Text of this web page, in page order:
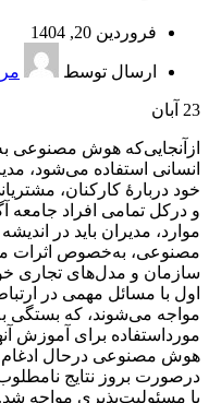
فروردین 20, 1404
ارسال توسط
23 آبان
ازآنجایی‌که هوش مصنوعی
انسانی استفاده می‌شود،
خود دربارهٔ کارکنان،
و درکل تمامی افراد جامعه
موارد، مدیران باید در
مصنوعی، به‌خصوص اثرات
سازمان و مدل‌های تجاری
اول با مسائل مهمی در
مواجه می‌شوند، که بستگی
مورداستفاده برای آموزش
هوش مصنوعی درحال ادغام
درصورت بروز نتایج
با مسئولیت‌پذیری مواجه